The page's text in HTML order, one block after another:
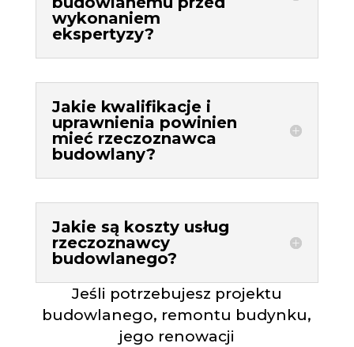
wykonaniem
ekspertyzy?
Jakie kwalifikacje i
uprawnienia powinien
mieć rzeczoznawca
budowlany?
Jakie są koszty usług
rzeczoznawcy
budowlanego?
Jeśli potrzebujesz projektu
budowlanego, remontu budynku,
jego renowacji